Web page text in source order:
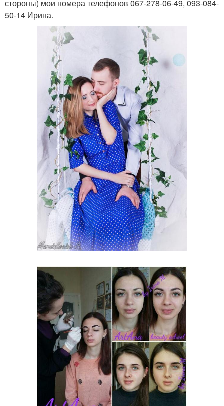
стороны) мои номера телефонов 067-278-06-49, 093-084-
50-14 Ирина.